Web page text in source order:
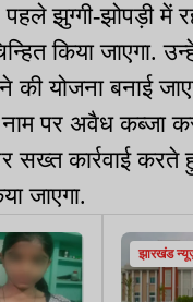
झुग्गी-झोपड़ी में
किया जाएगा.
की योजना बनाई
पर अवैध कब्जा
सख्त कार्रवाई करते
जाएगा.
झारखंड